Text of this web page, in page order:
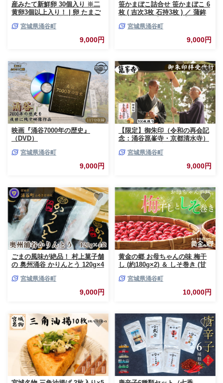
産みたて新鮮卵 30個入り ※二
黄卵3個以上入り！ | 卵 たまご
たまご 目玉焼き オムレツ 健康
産地直送 ※沖縄・離島への配送
宮城県涌谷町
9,000円
笹かまぼこ詰合せ 笹かまぼこ 6
枚 ( 吉次3枚 石持3枚 ) ／ 蒲鉾
宮城県涌谷町
9,000円
映画『涌谷7000年の歴史』
（DVD）
宮城県涌谷町
9,000円
【限定】御朱印（令和の再会記
念：涌谷箟峯寺・京都清水寺）
宮城県涌谷町
9,000円
ごまの風味が絶品！ 村上菓子舗
の 奥州涌谷 かりんとう 120g×4
やつ 和風スイーツ 和スイーツ
宮城県涌谷町
9,000円
黄金の郷 お母ちゃんの味 梅干
し (約180g×2) ＆ しそ巻き (甘
干し 梅干 うめ ウメ ご飯のお供
宮城県涌谷町
10,000円